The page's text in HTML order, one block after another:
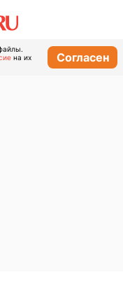
на их
Согласен